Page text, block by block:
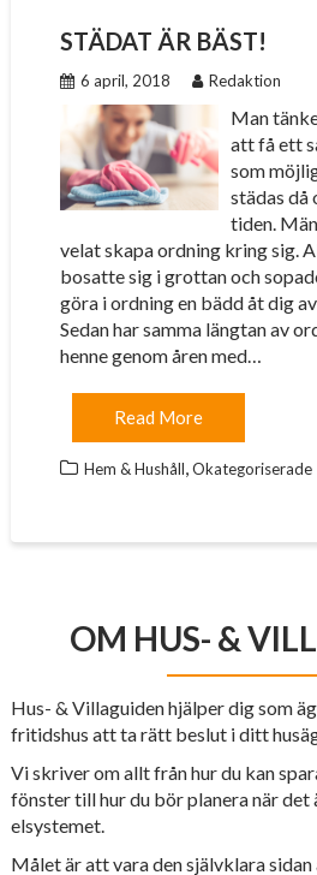
STÄDAT ÄR BÄST!
6 april, 2018 Redaktion
Man
att få ett
som
städas då
tiden.
velat skapa ordning kring sig.
bosatte sig i grottan och
göra i ordning en bädd åt dig
Sedan har samma längtan av
henne genom åren med…
Read More
Hem & Hushåll,Okategoriserade
OM HUS- &
Hus- & Villaguiden hjälper dig som
fritidshus att ta rätt beslut i ditt
Vi skriver om allt från hur du kan
fönster till hur du bör planera när det
elsystemet.
Målet är att vara den självklara